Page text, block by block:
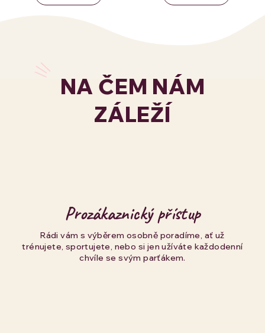
NA ČEM NÁM
ZÁLEŽÍ
Prozákaznický přístup
Rádi vám s výběrem osobně poradíme, ať už
trénujete, sportujete, nebo si jen užíváte každodenní
chvíle se svým parťákem.